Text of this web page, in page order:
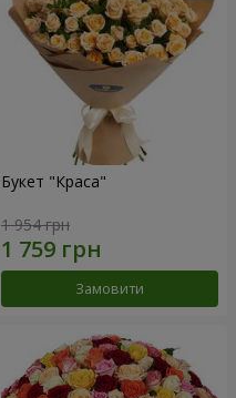
Букет "Краса"
1 954 грн
Замовити